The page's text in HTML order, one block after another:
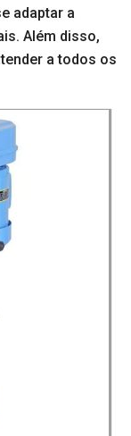
adaptar a
Além disso,
a todos os